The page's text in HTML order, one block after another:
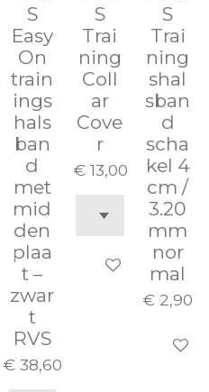
S
Easy
On
train
ings
hals
ban
d
met
mid
den
plaa
t –
zwar
t
RVS
€ 38,60
S
Trai
ning
Coll
ar
Cove
r
€ 13,00
In winkelwagen
S
Trai
ning
shal
sban
d
scha
kel 4
cm /
3.20
mm
nor
mal
€ 2,90
In